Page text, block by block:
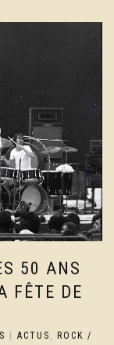
50 ANS
FÊTE DE
| ACTUS
ROCK /